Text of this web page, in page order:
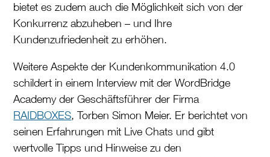
bietet es zudem auch die Möglichkeit sich von der
Konkurrenz abzuheben – und Ihre
Kundenzufriedenheit zu erhöhen.
Weitere Aspekte der Kundenkommunikation 4.0
schildert in einem Interview mit der WordBridge
Academy der Geschäftsführer der Firma
RAIDBOXES, Torben Simon Meier. Er berichtet von
seinen Erfahrungen mit Live Chats und gibt
wertvolle Tipps und Hinweise zu den